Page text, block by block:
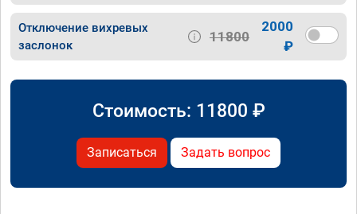
Отключение вихревых
заслонок
11800
2000
₽
Стоимость: 11800 ₽
Записаться Задать вопрос